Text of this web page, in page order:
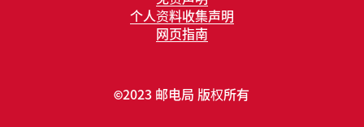
个人资料收集声明
网页指南
©2023 邮电局 版权所有